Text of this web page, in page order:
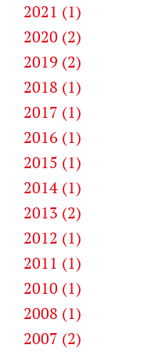
2021 (1)
2020 (2)
2019 (2)
2018 (1)
2017 (1)
2016 (1)
2015 (1)
2014 (1)
2013 (2)
2012 (1)
2011 (1)
2010 (1)
2008 (1)
2007 (2)